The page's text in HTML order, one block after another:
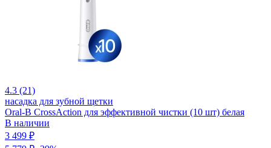
4.3 (21)
насадка для зубной щетки
Oral-B CrossAction для эффективной чистки (10 шт) белая
В наличии
3 499 ₽